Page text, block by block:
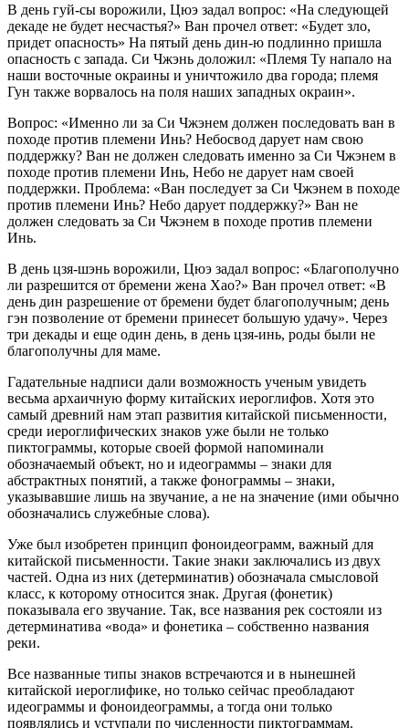
В день гуй-сы ворожили, Цюэ задал вопрос: «На следующей
декаде не будет несчастья?» Ван прочел ответ: «Будет зло,
придет опасность» На пятый день дин-ю подлинно пришла
опасность с запада. Си Чжэнь доложил: «Племя Ту напало на
наши восточные окраины и уничтожило два города; племя
Гун также ворвалось на поля наших западных окраин».
Вопрос: «Именно ли за Си Чжэнем должен последовать ван в
походе против племени Инь? Небосвод дарует нам свою
поддержку? Ван не должен следовать именно за Си Чжэнем в
походе против племени Инь, Небо не дарует нам своей
поддержки. Проблема: «Ван последует за Си Чжэнем в походе
против племени Инь? Небо дарует поддержку?» Ван не
должен следовать за Си Чжэнем в походе против племени
Инь.
В день цзя-шэнь ворожили, Цюэ задал вопрос: «Благополучно
ли разрешится от бремени жена Хао?» Ван прочел ответ: «В
день дин разрешение от бремени будет благополучным; день
гэн позволение от бремени принесет большую удачу». Через
три декады и еще один день, в день цзя-инь, роды были не
благополучны для маме.
Гадательные надписи дали возможность ученым увидеть
весьма архаичную форму китайских иероглифов. Хотя это
самый древний нам этап развития китайской письменности,
среди иероглифических знаков уже были не только
пиктограммы, которые своей формой напоминали
обозначаемый объект, но и идеограммы – знаки для
абстрактных понятий, а также фонограммы – знаки,
указывавшие лишь на звучание, а не на значение (ими обычно
обозначались служебные слова).
Уже был изобретен принцип фоноидеограмм, важный для
китайской письменности. Такие знаки заключались из двух
частей. Одна из них (детерминатив) обозначала смысловой
класс, к которому относится знак. Другая (фонетик)
показывала его звучание. Так, все названия рек состояли из
детерминатива «вода» и фонетика – собственно названия
реки.
Все названные типы знаков встречаются и в нынешней
китайской иероглифике, но только сейчас преобладают
идеограммы и фоноидеограммы, а тогда они только
появлялись и уступали по численности пиктограммам.